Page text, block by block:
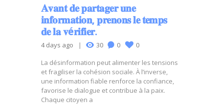
𝐀𝐯𝐚𝐧𝐭 𝐝𝐞 𝐩𝐚𝐫𝐭𝐚𝐠𝐞𝐫 𝐮𝐧𝐞
𝐢𝐧𝐟𝐨𝐫𝐦𝐚𝐭𝐢𝐨𝐧, 𝐩𝐫𝐞𝐧𝐨𝐧𝐬 𝐥𝐞 𝐭𝐞𝐦𝐩𝐬
𝐝𝐞 𝐥𝐚 𝐯é𝐫𝐢𝐟𝐢𝐞𝐫.
4 days ago 30 0 0
La désinformation peut alimenter les tensions
et fragiliser la cohésion sociale. À l’inverse,
une information fiable renforce la confiance,
favorise le dialogue et contribue à la paix.
Chaque citoyen a